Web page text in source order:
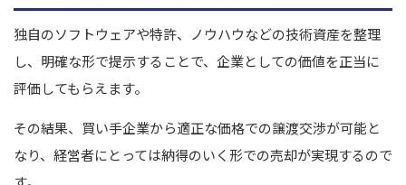
独自のソフトウェアや特許、ノウハウなどの技術資産を整理
し、明確な形で提示することで、企業としての価値を正当に
評価してもらえます。
その結果、買い手企業から適正な価格での譲渡交渉が可能と
なり、経営者にとっては納得のいく形での売却が実現するので